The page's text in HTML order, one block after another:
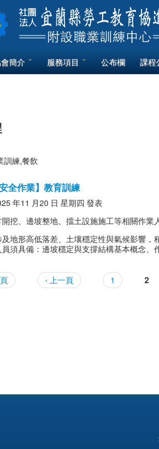
簡介 服務項目 公布欄 課程
訓練,餐飲
全作業】教育訓練
年11 月20 日 星期四 發表
挖、邊坡整地、擋土設施施工等相關作業
地形高低落差、土壤穩定性與氣候影響，
須具備：邊坡穩定與支撐結構基本概念、
‹ 上一頁 1 2